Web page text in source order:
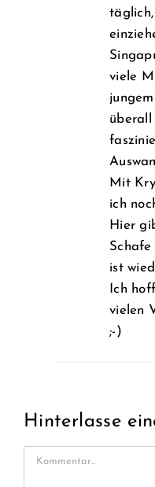
viele
überall
Mit
ich
Hier
ist
Ich
vielen
;-)
Hinterlasse
Kommentar